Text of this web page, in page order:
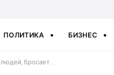
ПОЛИТИКА БИЗНЕС
бросает…